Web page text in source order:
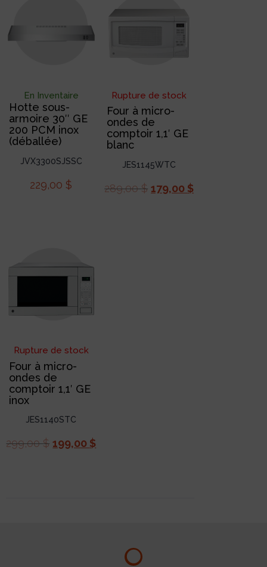
En Inventaire
Hotte sous-
armoire 30″ GE
200 PCM inox
(déballée)
JVX3300SJSSC
229,00 $
Rupture de stock
Four à micro-
ondes de
comptoir 1,1′ GE
blanc
JES1145WTC
289,00$ 179,00 $
Rupture de stock
Four à micro-
ondes de
comptoir 1,1′ GE
inox
JES1140STC
299,00$ 199,00 $